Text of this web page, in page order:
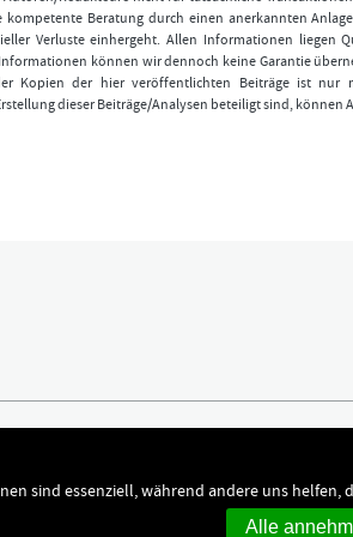
Beratung durch einen anerkannten
Verluste einhergeht. Allen Informationen liegen
können wir dennoch keine Garantie
Kopien der hier veröffentlichten Beiträge ist nur
dieser Beiträge/Analysen beteiligt sind,
sind essenziell, während andere uns helfen,
Alle
Impressum